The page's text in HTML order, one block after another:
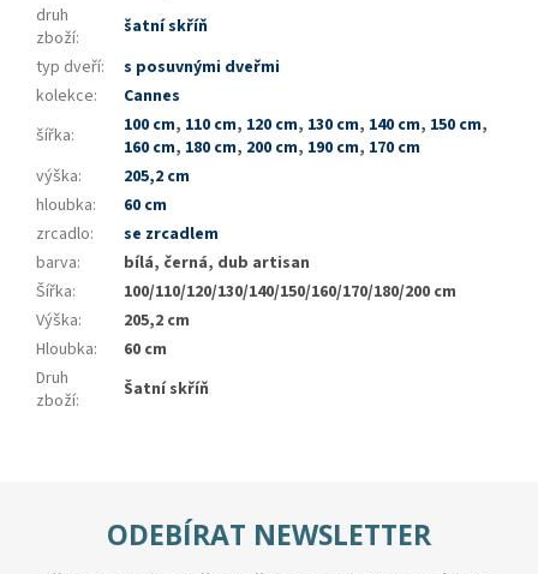
druh
zboží:
šatní skříň
typ dveří:
s posuvnými dveřmi
kolekce:
Cannes
šířka: 100 cm, 110 cm, 120 cm, 130 cm, 140 cm, 150 cm,
160 cm, 180 cm, 200 cm, 190 cm, 170 cm
výška:
205,2 cm
hloubka:
60 cm
zrcadlo:
se zrcadlem
barva:
bílá, černá, dub artisan
Šířka:
100/110/120/130/140/150/160/170/180/200 cm
Výška:
205,2 cm
Hloubka:
60 cm
Druh
zboží: Šatní skříň
ODEBÍRAT NEWSLETTER